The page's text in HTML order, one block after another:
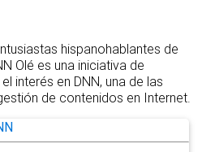
hispanohablantes de
Olé es una iniciativa de
interés en DNN, una de las
de contenidos en Internet.